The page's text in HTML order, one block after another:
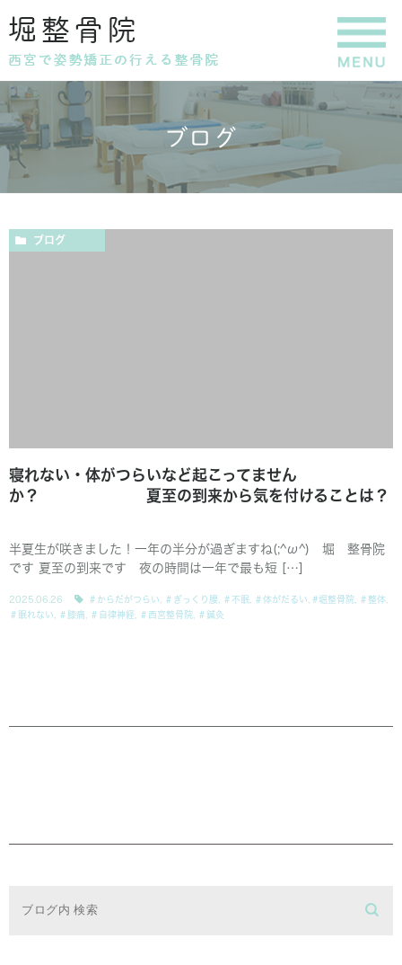
ブログ
ブログ
寝れない・体がつらいなど起こってません
か？ 夏至の到来から気を付けることは？
半夏生が咲きました！一年の半分が過ぎますね(;^ω^) 堀 整骨院
です 夏至の到来です 夜の時間は一年で最も短 […]
2025.06.26 ＃からだがつらい ＃ぎっくり腰 ＃不眠 ＃体がだるい #堀整骨院 ＃整体
＃眠れない
＃膝痛 ＃自律神経 ＃西宮整骨院 ＃鍼灸